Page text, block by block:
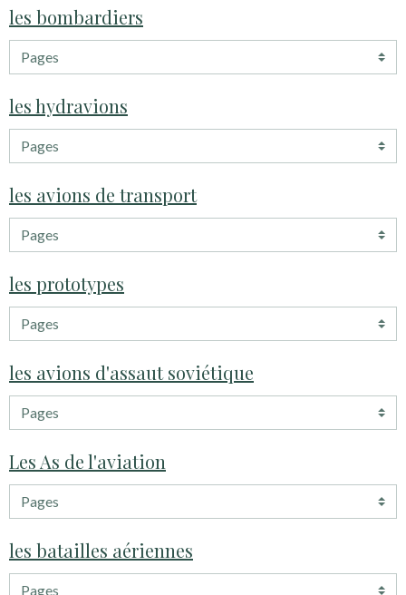
les bombardiers
les hydravions
les avions de transport
les prototypes
les avions d'assaut soviétique
Les As de l'aviation
les batailles aériennes